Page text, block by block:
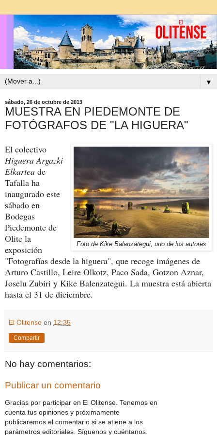
▼
sábado, 26 de octubre de 2013
MUESTRA EN PIEDEMONTE DE
FOTÓGRAFOS DE "LA HIGUERA"
Foto de Kike Balanzategui, uno de los autores
El colectivo
Higuera Argazki
Elkartea de
Tafalla ha
inaugurado este
sábado en
Bodegas
Piedemonte de
Olite la
exposición
"Fotografías desde la higuera", que recoge imágenes de
Arturo Castillo, Leire Olkotz, Paco Sada, Gotzon Aznar,
Joselu Zubiri y Kike Balenzategui. La muestra está abierta
hasta el 31 de diciembre.
El Olitense en 12:35
Compartir
No hay comentarios:
Publicar un comentario
Gracias por participar en El Olitense. Tenemos en
cuenta tus opiniones y próximamente
publicaremos el comentario si se atiene a los
parámetros editoriales. Síguenos y cuéntanos.